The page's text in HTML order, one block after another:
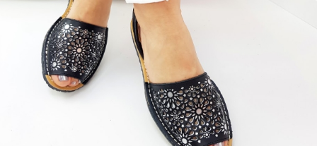
Равни сандали в черен цвят от
естествена кожа- Britni 5368